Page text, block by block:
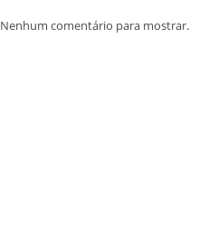
Nenhum comentário para mostrar.